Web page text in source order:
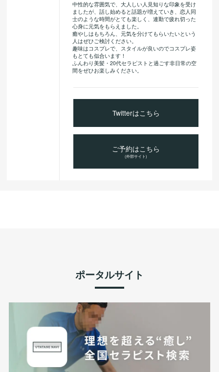
中性的な雰囲気で、大人しい人見知りな印象を受け
ましたが、話し始めると話題が増えていき、恋人同
士のような時間がとても楽しく、連勤で疲れ切った
心身に元気をもらえました。
癒やしはもちろん、元気を分けてもらいたいという
人はぜひご検討ください。
趣味はコスプレで、スタイルが良いのでコスプレ姿
もとても似合います！
ふんわり美髪・20代セラピストと過ごす非日常の空
間をぜひお楽しみください。
Twitterはこちら
ご予約はこちら
(外部サイト)
ポータルサイト